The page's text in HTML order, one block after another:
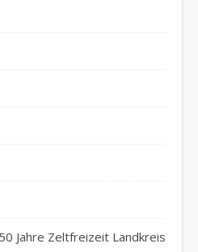
Jahre Zeltfreizeit Landkreis